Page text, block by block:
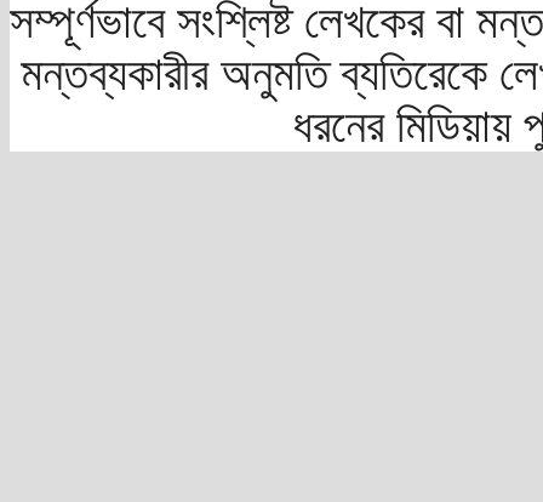
সম্পূর্ণভাবে সংশ্লিষ্ট লেখকের বা
মন্তব্যকারীর অনুমতি ব্যতিরেকে
ধরনের মিডিয়ায়